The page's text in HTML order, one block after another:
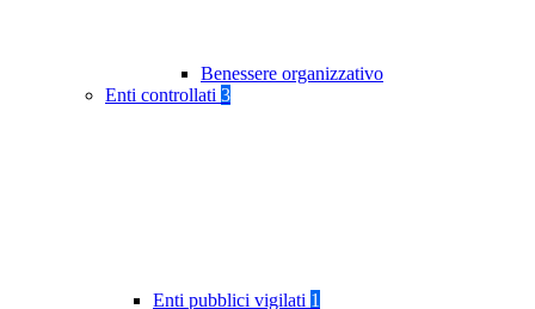
Benessere organizzativo
Enti controllati 3
Enti pubblici vigilati 1